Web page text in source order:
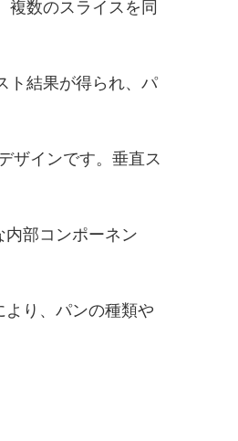
複数のスライスを同
ト結果が得られ、パ
ザインです。垂直ス
部コンポーネン
り、パンの種類や